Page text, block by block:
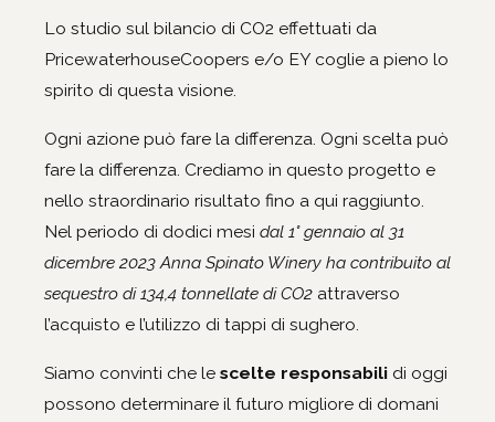
Lo studio sul bilancio di CO2 effettuati da
PricewaterhouseCoopers e/o EY coglie a pieno lo
spirito di questa visione.
Ogni azione può fare la differenza. Ogni scelta può
fare la differenza. Crediamo in questo progetto e
nello straordinario risultato fino a qui raggiunto.
Nel periodo di dodici mesi dal 1° gennaio al 31
dicembre 2023 Anna Spinato Winery ha contribuito al
sequestro di 134,4 tonnellate di CO2 attraverso
l’acquisto e l’utilizzo di tappi di sughero.
Siamo convinti che le scelte responsabili di oggi
possono determinare il futuro migliore di domani